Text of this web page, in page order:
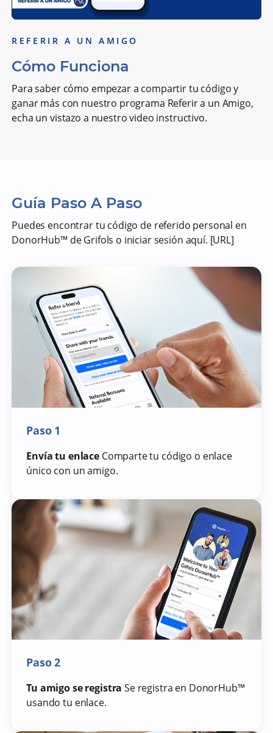
l
y
d
e
REFERIR A UN AMIGO
Cómo Funciona
Para saber cómo empezar a compartir tu código y
ganar más con nuestro programa Referir a un Amigo,
echa un vistazo a nuestro video instructivo.
Guía Paso A Paso
Puedes encontrar tu código de referido personal en
DonorHub™ de Grifols o iniciar sesión aquí. [URL]
Paso 1
Envía tu enlaceComparte tu código o enlace
único con un amigo.
Paso 2
Tu amigo se registra Se registra en DonorHub™
usando tu enlace.